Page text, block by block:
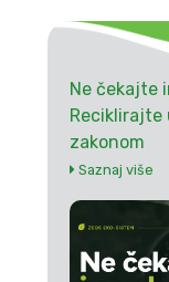
Ne čekajte
Reciklirajte
zakonom
Saznaj više